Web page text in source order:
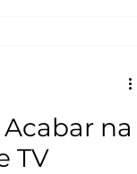
na
TV